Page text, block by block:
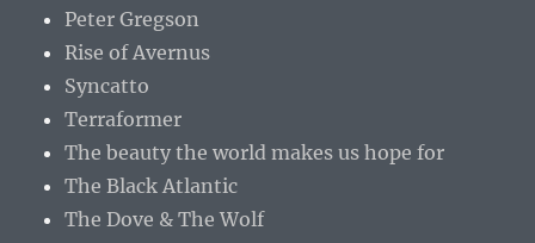
Peter Gregson
Rise of Avernus
Syncatto
Terraformer
The beauty the world makes us hope for
The Black Atlantic
The Dove & The Wolf